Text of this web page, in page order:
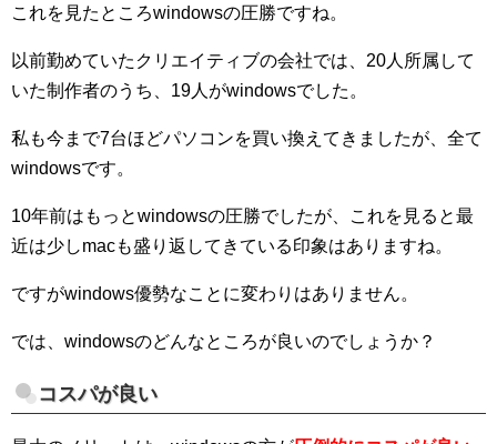
これを見たところwindowsの圧勝ですね。
以前勤めていたクリエイティブの会社では、20人所属して
いた制作者のうち、19人がwindowsでした。
私も今まで7台ほどパソコンを買い換えてきましたが、全て
windowsです。
10年前はもっとwindowsの圧勝でしたが、これを見ると最
近は少しmacも盛り返してきている印象はありますね。
ですがwindows優勢なことに変わりはありません。
では、windowsのどんなところが良いのでしょうか？
コスパが良い